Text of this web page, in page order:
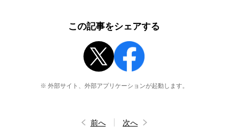
この記事をシェアする
※ 外部サイト、外部アプリケーションが起動します。
前へ 次へ